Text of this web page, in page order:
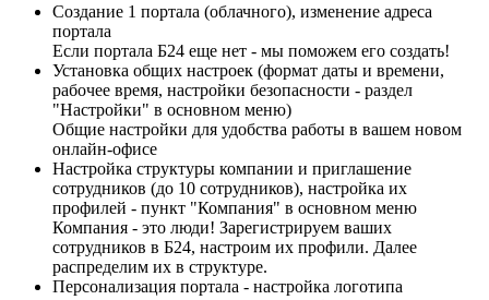
Создание 1 портала (облачного), изменение адреса
портала
Если портала Б24 еще нет - мы поможем его создать!
Установка общих настроек (формат даты и времени,
рабочее время, настройки безопасности - раздел
"Настройки" в основном меню)
Общие настройки для удобства работы в вашем новом
онлайн-офисе
Настройка структуры компании и приглашение
сотрудников (до 10 сотрудников), настройка их
профилей - пункт "Компания" в основном меню
Компания - это люди! Зарегистрируем ваших
сотрудников в Б24, настроим их профили. Далее
распределим их в структуре.
Персонализация портала - настройка логотипа